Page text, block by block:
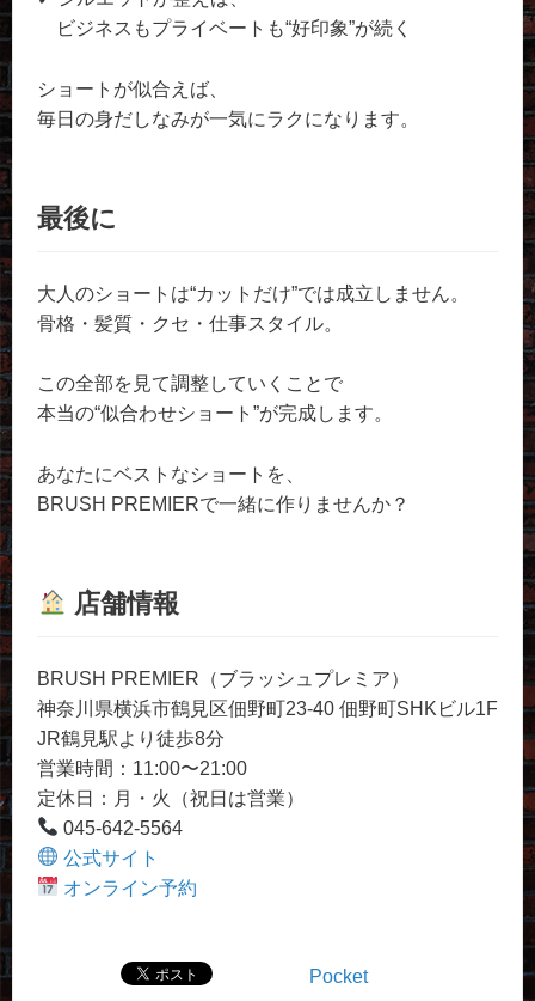
ビジネスもプライベートも“好印象”が続く
ショートが似合えば、
毎日の身だしなみが一気にラクになります。
最後に
大人のショートは“カットだけ”では成立しません。
骨格・髪質・クセ・仕事スタイル。
この全部を見て調整していくことで
本当の“似合わせショート”が完成します。
あなたにベストなショートを、
BRUSH PREMIERで一緒に作りませんか？
店舗情報
BRUSH PREMIER（ブラッシュプレミア）
神奈川県横浜市鶴見区佃野町23-40 佃野町SHKビル1F
JR鶴見駅より徒歩8分
営業時間：11:00〜21:00
定休日：月・火（祝日は営業）
045-642-5564
公式サイト
オンライン予約
Pocket